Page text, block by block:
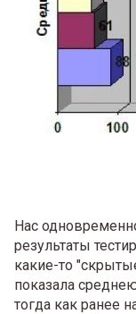
Нас
результаты
какие-то
показала
тогда как ранее